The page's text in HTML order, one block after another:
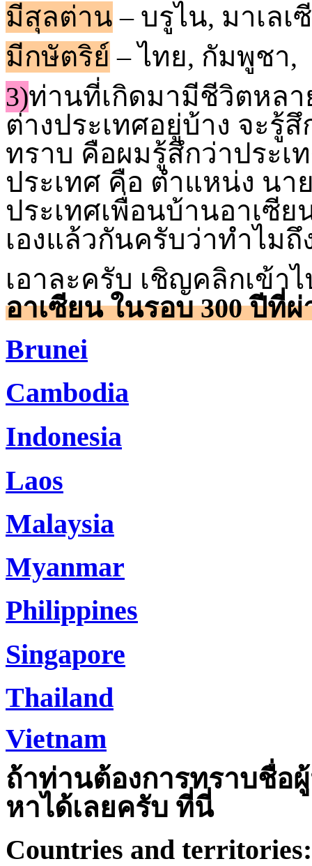
มีสุลต่าน – บรูไน, มาเลเ
มีกษัตริย์ – ไทย, กัมพูชา,
3)ท่านที่เกิดมามีชีวิตหล
ต่างประเทศอยู่บ้าง จะรู้
ทราบ คือผมรู้สึกว่าประ
ประเทศ คือ ตำแหน่ง นา
ประเทศเพื่อนบ้านอาเซี
เองแล้วกันครับว่าทำไมถึ
เอาละครับ เชิญคลิกเข้า
อาเซียน ในรอบ 300 ปีที่
Brunei
Cambodia
Indonesia
Laos
Malaysia
Myanmar
Philippines
Singapore
Thailand
Vietnam
ถ้าท่านต้องการทราบชื่อ
หาได้เลยครับ ที่นี่
Countries and territories: